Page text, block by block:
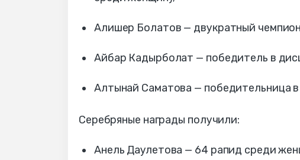
Алишер Болатов — двукратный
Айбар Кадырболат — победитель в
Алтынай Саматова — победительница
Серебряные награды получили:
Анель Даулетова — 64 рапид среди